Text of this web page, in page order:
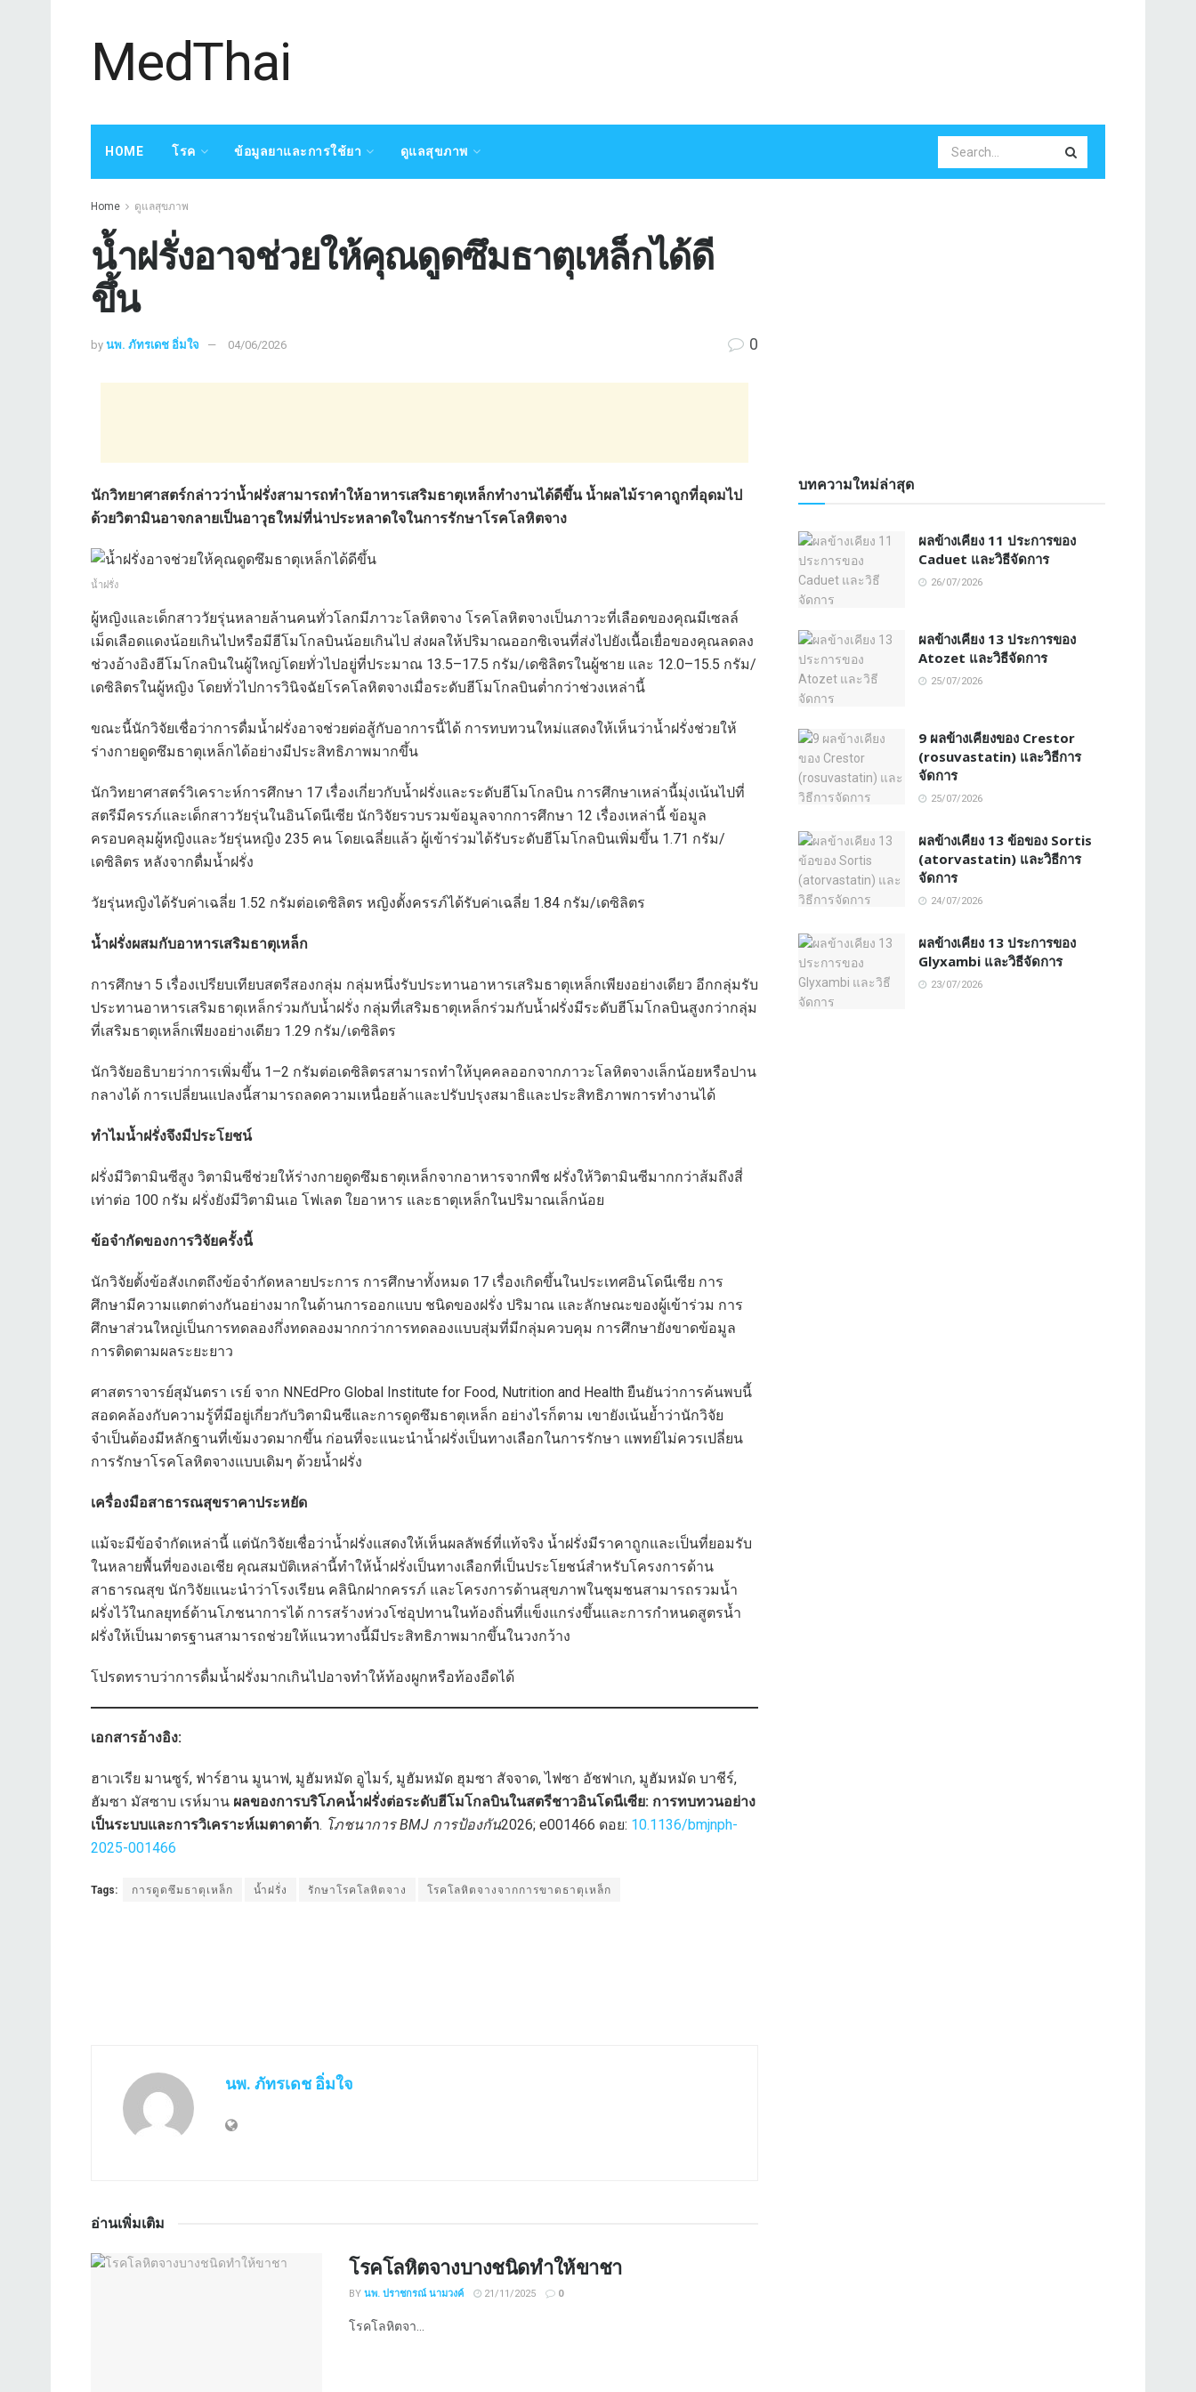
MedThai
HOME โรค ข้อมูลยาและการใช้ยา ดูแลสุขภาพ
Home ดูแลสุขภาพ
น้ำฝรั่งอาจช่วยให้คุณดูดซึมธาตุเหล็กได้ดี
ขึ้น
by นพ. ภัทรเดช อิ่มใจ 04/06/2026 0
นักวิทยาศาสตร์กล่าวว่าน้ำฝรั่งสามารถทำให้อาหารเสริมธาตุเหล็กทำงานได้ดีขึ้น น้ำผลไม้ราคาถูกที่อุดมไป
ด้วยวิตามินอาจกลายเป็นอาวุธใหม่ที่น่าประหลาดใจในการรักษาโรคโลหิตจาง
น้ำฝรั่ง
ผู้หญิงและเด็กสาววัยรุ่นหลายล้านคนทั่วโลกมีภาวะโลหิตจาง โรคโลหิตจางเป็นภาวะที่เลือดของคุณมีเซลล์
เม็ดเลือดแดงน้อยเกินไปหรือมีฮีโมโกลบินน้อยเกินไป ส่งผลให้ปริมาณออกซิเจนที่ส่งไปยังเนื้อเยื่อของคุณลดลง
ช่วงอ้างอิงฮีโมโกลบินในผู้ใหญ่โดยทั่วไปอยู่ที่ประมาณ 13.5–17.5 กรัม/เดซิลิตรในผู้ชาย และ 12.0–15.5 กรัม/
เดซิลิตรในผู้หญิง โดยทั่วไปการวินิจฉัยโรคโลหิตจางเมื่อระดับฮีโมโกลบินต่ำกว่าช่วงเหล่านี้
ขณะนี้นักวิจัยเชื่อว่าการดื่มน้ำฝรั่งอาจช่วยต่อสู้กับอาการนี้ได้ การทบทวนใหม่แสดงให้เห็นว่าน้ำฝรั่งช่วยให้
ร่างกายดูดซึมธาตุเหล็กได้อย่างมีประสิทธิภาพมากขึ้น
นักวิทยาศาสตร์วิเคราะห์การศึกษา 17 เรื่องเกี่ยวกับน้ำฝรั่งและระดับฮีโมโกลบิน การศึกษาเหล่านี้มุ่งเน้นไปที่
สตรีมีครรภ์และเด็กสาววัยรุ่นในอินโดนีเซีย นักวิจัยรวบรวมข้อมูลจากการศึกษา 12 เรื่องเหล่านี้ ข้อมูล
ครอบคลุมผู้หญิงและวัยรุ่นหญิง 235 คน โดยเฉลี่ยแล้ว ผู้เข้าร่วมได้รับระดับฮีโมโกลบินเพิ่มขึ้น 1.71 กรัม/
เดซิลิตร หลังจากดื่มน้ำฝรั่ง
วัยรุ่นหญิงได้รับค่าเฉลี่ย 1.52 กรัมต่อเดซิลิตร หญิงตั้งครรภ์ได้รับค่าเฉลี่ย 1.84 กรัม/เดซิลิตร
น้ำฝรั่งผสมกับอาหารเสริมธาตุเหล็ก
การศึกษา 5 เรื่องเปรียบเทียบสตรีสองกลุ่ม กลุ่มหนึ่งรับประทานอาหารเสริมธาตุเหล็กเพียงอย่างเดียว อีกกลุ่มรับ
ประทานอาหารเสริมธาตุเหล็กร่วมกับน้ำฝรั่ง กลุ่มที่เสริมธาตุเหล็กร่วมกับน้ำฝรั่งมีระดับฮีโมโกลบินสูงกว่ากลุ่ม
ที่เสริมธาตุเหล็กเพียงอย่างเดียว 1.29 กรัม/เดซิลิตร
นักวิจัยอธิบายว่าการเพิ่มขึ้น 1–2 กรัมต่อเดซิลิตรสามารถทำให้บุคคลออกจากภาวะโลหิตจางเล็กน้อยหรือปาน
กลางได้ การเปลี่ยนแปลงนี้สามารถลดความเหนื่อยล้าและปรับปรุงสมาธิและประสิทธิภาพการทำงานได้
ทำไมน้ำฝรั่งจึงมีประโยชน์
ฝรั่งมีวิตามินซีสูง วิตามินซีช่วยให้ร่างกายดูดซึมธาตุเหล็กจากอาหารจากพืช ฝรั่งให้วิตามินซีมากกว่าส้มถึงสี่
เท่าต่อ 100 กรัม ฝรั่งยังมีวิตามินเอ โฟเลต ใยอาหาร และธาตุเหล็กในปริมาณเล็กน้อย
ข้อจำกัดของการวิจัยครั้งนี้
นักวิจัยตั้งข้อสังเกตถึงข้อจำกัดหลายประการ การศึกษาทั้งหมด 17 เรื่องเกิดขึ้นในประเทศอินโดนีเซีย การ
ศึกษามีความแตกต่างกันอย่างมากในด้านการออกแบบ ชนิดของฝรั่ง ปริมาณ และลักษณะของผู้เข้าร่วม การ
ศึกษาส่วนใหญ่เป็นการทดลองกึ่งทดลองมากกว่าการทดลองแบบสุ่มที่มีกลุ่มควบคุม การศึกษายังขาดข้อมูล
การติดตามผลระยะยาว
ศาสตราจารย์สุมันตรา เรย์ จาก NNEdPro Global Institute for Food, Nutrition and Health ยืนยันว่าการค้นพบนี้
สอดคล้องกับความรู้ที่มีอยู่เกี่ยวกับวิตามินซีและการดูดซึมธาตุเหล็ก อย่างไรก็ตาม เขายังเน้นย้ำว่านักวิจัย
จำเป็นต้องมีหลักฐานที่เข้มงวดมากขึ้น ก่อนที่จะแนะนำน้ำฝรั่งเป็นทางเลือกในการรักษา แพทย์ไม่ควรเปลี่ยน
การรักษาโรคโลหิตจางแบบเดิมๆ ด้วยน้ำฝรั่ง
เครื่องมือสาธารณสุขราคาประหยัด
แม้จะมีข้อจำกัดเหล่านี้ แต่นักวิจัยเชื่อว่าน้ำฝรั่งแสดงให้เห็นผลลัพธ์ที่แท้จริง น้ำฝรั่งมีราคาถูกและเป็นที่ยอมรับ
ในหลายพื้นที่ของเอเชีย คุณสมบัติเหล่านี้ทำให้น้ำฝรั่งเป็นทางเลือกที่เป็นประโยชน์สำหรับโครงการด้าน
สาธารณสุข นักวิจัยแนะนำว่าโรงเรียน คลินิกฝากครรภ์ และโครงการด้านสุขภาพในชุมชนสามารถรวมน้ำ
ฝรั่งไว้ในกลยุทธ์ด้านโภชนาการได้ การสร้างห่วงโซ่อุปทานในท้องถิ่นที่แข็งแกร่งขึ้นและการกำหนดสูตรน้ำ
ฝรั่งให้เป็นมาตรฐานสามารถช่วยให้แนวทางนี้มีประสิทธิภาพมากขึ้นในวงกว้าง
โปรดทราบว่าการดื่มน้ำฝรั่งมากเกินไปอาจทำให้ท้องผูกหรือท้องอืดได้
เอกสารอ้างอิง:
ฮาเวเรีย มานซูร์, ฟาร์ฮาน มูนาฟ, มูฮัมหมัด อูไมร์, มูฮัมหมัด ฮุมซา สัจจาด, ไฟซา อัชฟาเก, มูฮัมหมัด บาชีร์,
ฮัมซา มัสซาบ เรห์มาน ผลของการบริโภคน้ำฝรั่งต่อระดับฮีโมโกลบินในสตรีชาวอินโดนีเซีย: การทบทวนอย่าง
เป็นระบบและการวิเคราะห์เมตาดาต้า. โภชนาการ BMJ การป้องกัน2026; e001466 ดอย: 10.1136/bmjnph-
2025-001466
Tags: การดูดซึมธาตุเหล็ก น้ำฝรั่ง รักษาโรคโลหิตจาง โรคโลหิตจางจากการขาดธาตุเหล็ก
นพ. ภัทรเดช อิ่มใจ
อ่านเพิ่มเติม
โรคโลหิตจางบางชนิดทำให้ขาชา
BY นพ. ปราชกรณ์ นามวงค์ 21/11/2025 0
โรคโลหิตจา...
บทความใหม่ล่าสุด
ผลข้างเคียง 11 ประการของ
Caduet และวิธีจัดการ
26/07/2026
ผลข้างเคียง 13 ประการของ
Atozet และวิธีจัดการ
25/07/2026
9 ผลข้างเคียงของ Crestor
(rosuvastatin) และวิธีการ
จัดการ
25/07/2026
ผลข้างเคียง 13 ข้อของ Sortis
(atorvastatin) และวิธีการ
จัดการ
24/07/2026
ผลข้างเคียง 13 ประการของ
Glyxambi และวิธีจัดการ
23/07/2026